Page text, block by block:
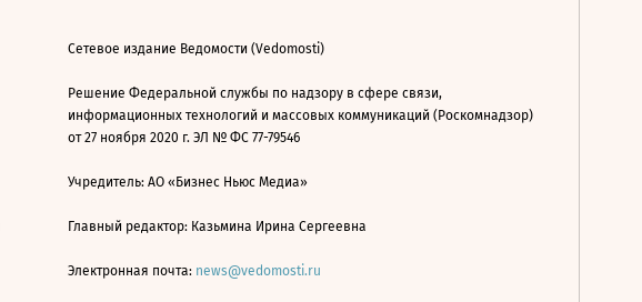
Сетевое издание Ведомости (Vedomosti)
Решение Федеральной службы по надзору в сфере связи,
информационных технологий и массовых коммуникаций (Роскомнадзор)
от 27 ноября 2020 г. ЭЛ № ФС 77-79546
Учредитель: АО «Бизнес Ньюс Медиа»
Главный редактор: Казьмина Ирина Сергеевна
Электронная почта: news@vedomosti.ru